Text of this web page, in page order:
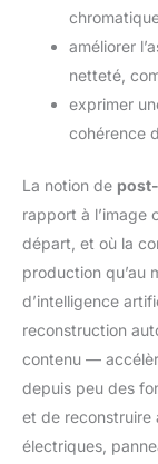
améliorer
netteté,
exprimer
cohérence
La notion de
rapport à l’image
départ, et où la
production qu’au
d’intelligence
reconstruction
contenu —
depuis peu des
et de reconstruire
électriques,